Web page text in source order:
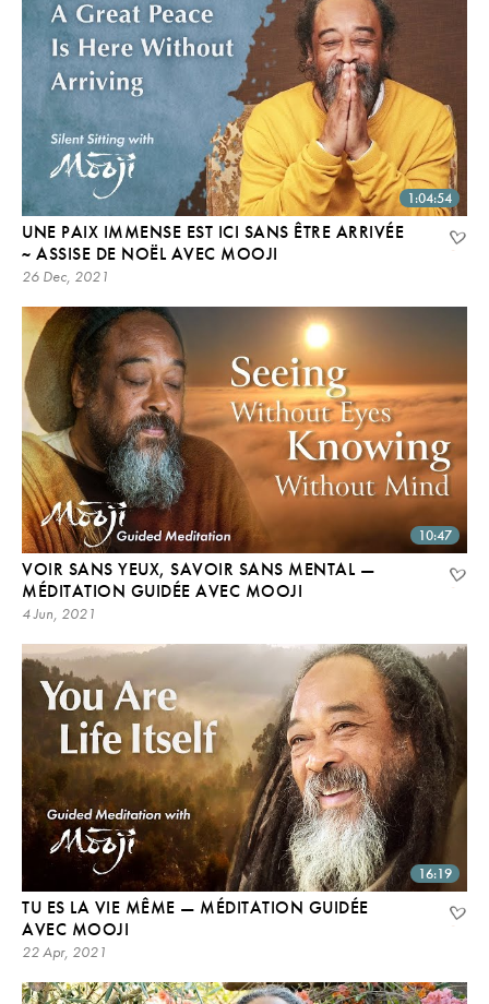
1:04:54
UNE PAIX IMMENSE EST ICI SANS ÊTRE ARRIVÉE
~ ASSISE DE NOËL AVEC MOOJI
26 Dec, 2021
10:47
VOIR SANS YEUX, SAVOIR SANS MENTAL —
MÉDITATION GUIDÉE AVEC MOOJI
4 Jun, 2021
16:19
TU ES LA VIE MÊME — MÉDITATION GUIDÉE
AVEC MOOJI
22 Apr, 2021